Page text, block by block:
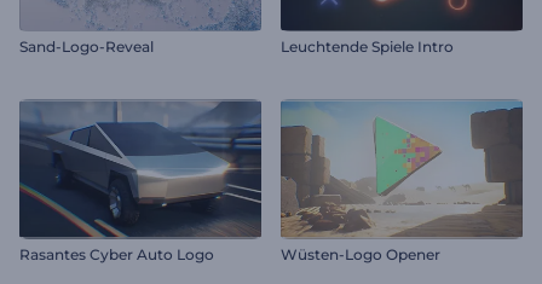
Sand-Logo-Reveal Leuchtende Spiele Intro
Rasantes Cyber Auto Logo Wüsten-Logo Opener